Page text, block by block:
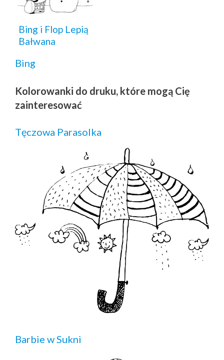
Bing i Flop Lepią
Bałwana
Bing
Kolorowanki do druku, które mogą Cię
zainteresować
Tęczowa Parasolka
Barbie w Sukni